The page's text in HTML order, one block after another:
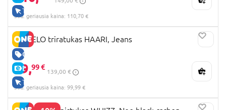
TIK INTERNETU
30d. geriausia kaina: 110,70 €
GERA KAINA
E-KAINA
TIK INTERNETU
LIONELO triratukas HAARI, Jeans
99,99 €
139,00 €
30d. geriausia kaina: 99,99 €